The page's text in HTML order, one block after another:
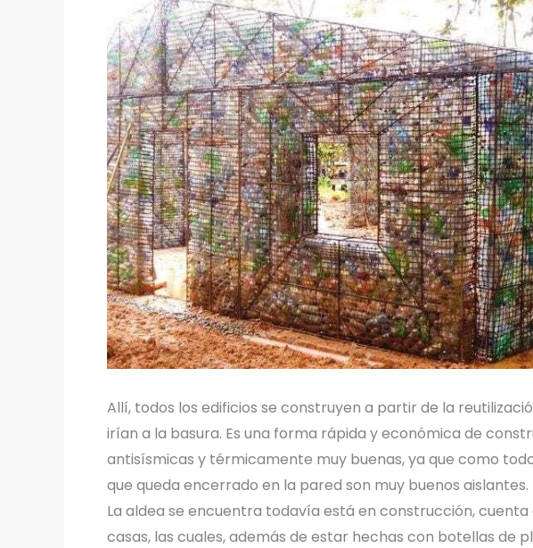
Allí, todos los edificios se construyen a partir de la
irían a la basura. Es una forma rápida y económica de
antisísmicas y térmicamente muy buenas, ya que como
que queda encerrado en la pared son muy buenos aislantes.
La aldea se encuentra todavía está en construcción, cuenta
casas, las cuales, además de estar hechas con botellas de